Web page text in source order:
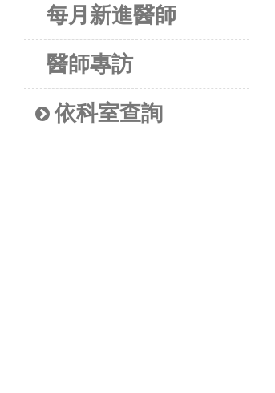
每月新進醫師
醫師專訪
依科室查詢